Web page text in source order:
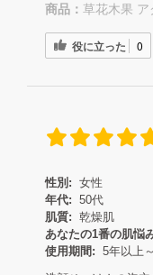
商品： 草花木果 ア
役に立った 0
性別: 女性
年代: 50代
肌質: 乾燥肌
あなたの1番の肌悩
使用期間: 5年以上～